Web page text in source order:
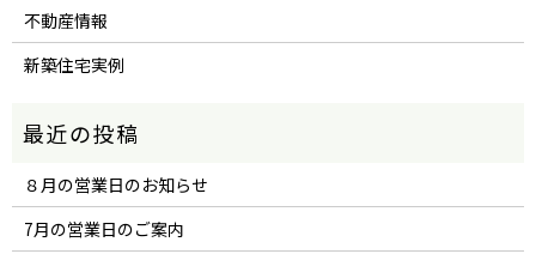
不動産情報
新築住宅実例
８月の営業日のお知らせ
7月の営業日のご案内